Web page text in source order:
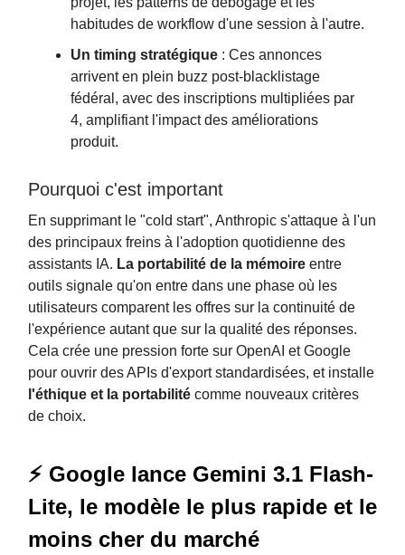
habitudes de workflow d'une session à l'autre.
Un timing stratégique : Ces annonces
arrivent en plein buzz post-blacklistage
fédéral, avec des inscriptions multipliées par
4, amplifiant l'impact des améliorations
produit.
Pourquoi c'est important
En supprimant le "cold start", Anthropic s'attaque à l'un
des principaux freins à l'adoption quotidienne des
assistants IA. La portabilité de la mémoire entre
outils signale qu'on entre dans une phase où les
utilisateurs comparent les offres sur la continuité de
l'expérience autant que sur la qualité des réponses.
Cela crée une pression forte sur OpenAI et Google
pour ouvrir des APIs d'export standardisées, et installe
l'éthique et la portabilité comme nouveaux critères
de choix.
⚡ Google lance Gemini 3.1 Flash-
Lite, le modèle le plus rapide et le
moins cher du marché